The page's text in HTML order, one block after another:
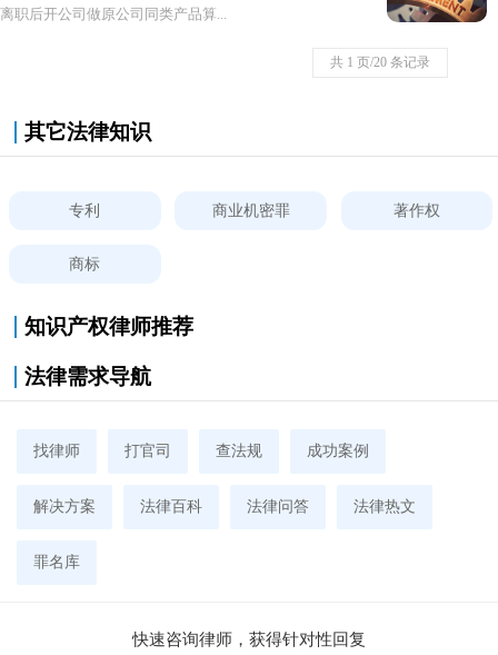
离职后开公司做原公司同类产品算...
共 1 页/20 条记录
其它法律知识
专利 商业机密罪 著作权
商标
知识产权律师推荐
法律需求导航
找律师 打官司 查法规 成功案例
解决方案 法律百科 法律问答 法律热文
罪名库
快速咨询律师，获得针对性回复